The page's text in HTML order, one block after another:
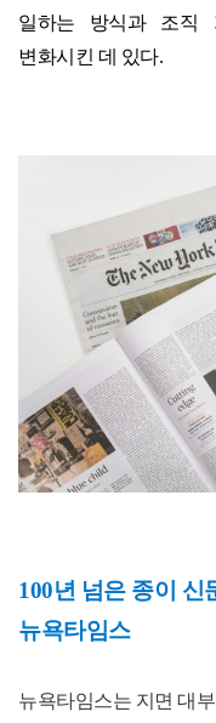
일하는 방식과 조직
변화시킨 데 있다.
100년 넘은 종이 신
뉴욕타임스
뉴욕타임스는 지면 대